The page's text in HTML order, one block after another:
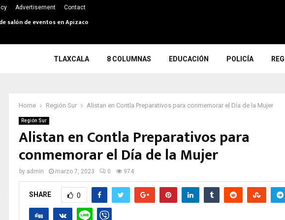
Advertisement Contact
salón de eventos en Apizaco
TLAXCALA 8 COLUMNAS EDUCACIÓN POLICÍA
Home Región Sur Alistan en Contla Preparativos para conmemorar el Día de la Mujer
Región Sur
Alistan en Contla Preparativos para
conmemorar el Día de la Mujer
by admin marzo 7, 2023 0 974
SHARE 0